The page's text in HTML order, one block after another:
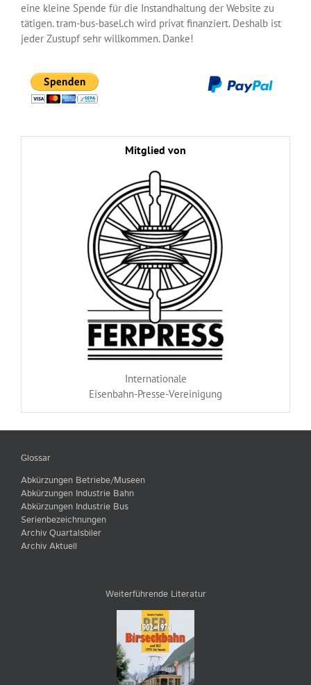
eine kleine Spende für die Instandhaltung der Website zu
tätigen. tram-bus-basel.ch wird privat finanziert. Deshalb ist
jeder Zustupf sehr willkommen. Danke!
Mitglied von
Internationale
Eisenbahn-Presse-Vereinigung
Glossar
Abkürzungen Betriebe/Museen
Abkürzungen Industrie Bahn
Abkürzungen Industrie Bus
Serienbezeichnungen
Archiv Quartalsbiler
Archiv Aktuell
Weiterführende Literatur